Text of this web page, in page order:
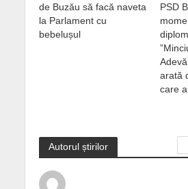
de Buzău să facă naveta
la Parlament cu
bebelușul
PSD
arată
care
Autorul știrilor